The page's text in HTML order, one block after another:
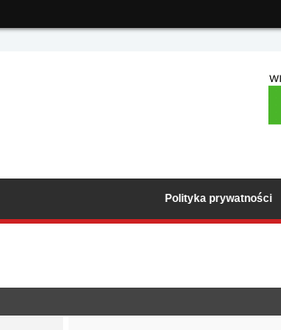
in
Polityka prywatności